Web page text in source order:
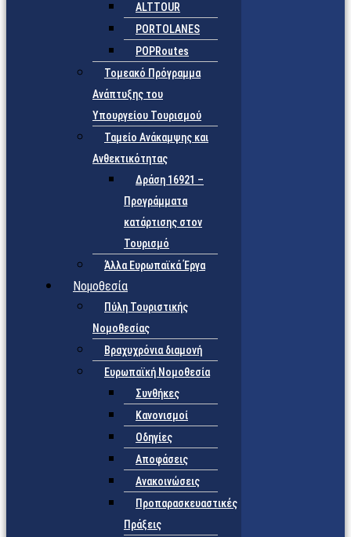
ALTTOUR
PORTOLANES
POPRoutes
Τομεακό Πρόγραμμα
Ανάπτυξης του
Υπουργείου Τουρισμού
Ταμείο Ανάκαμψης και
Ανθεκτικότητας
Δράση 16921 –
Προγράμματα
κατάρτισης στον
Τουρισμό
Άλλα Ευρωπαϊκά Έργα
Νομοθεσία
Πύλη Τουριστικής
Νομοθεσίας
Βραχυχρόνια διαμονή
Ευρωπαϊκή Νομοθεσία
Συνθήκες
Κανονισμοί
Οδηγίες
Αποφάσεις
Ανακοινώσεις
Προπαρασκευαστικές
Πράξεις